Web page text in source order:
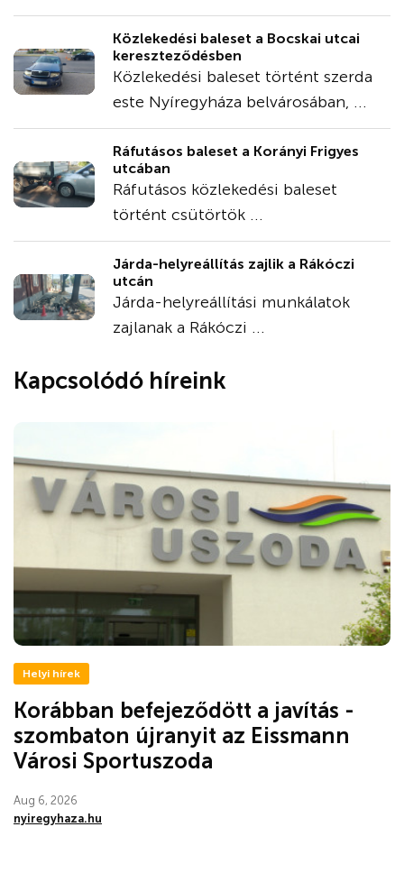
Közlekedési baleset a Bocskai utcai
kereszteződésben
Közlekedési baleset történt szerda
este Nyíregyháza belvárosában, ...
Ráfutásos baleset a Korányi Frigyes
utcában
Ráfutásos közlekedési baleset
történt csütörtök ...
Járda-helyreállítás zajlik a Rákóczi
utcán
Járda-helyreállítási munkálatok
zajlanak a Rákóczi ...
Kapcsolódó híreink
Helyi hírek
Korábban befejeződött a javítás -
szombaton újranyit az Eissmann
Városi Sportuszoda
Aug 6, 2026
nyiregyhaza.hu